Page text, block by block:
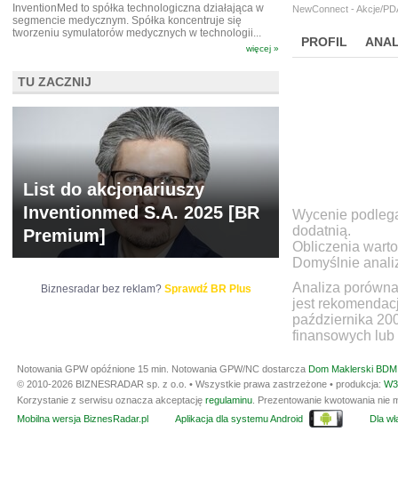
NewConnect - Akcje/
PROFIL
Wycenie
dodatnią.
Obliczenia
Domyślnie
Analiza
jest
października
finansowych lub
InventionMed to spółka technologiczna działająca w
segmencie medycznym. Spółka koncentruje się
tworzeniu symulatorów medycznych w technologii...
więcej »
TU ZACZNIJ
List do akcjonariuszy
Inventionmed S.A. 2025 [BR
Premium]
Biznesradar bez reklam? Sprawdź BR Plus
Notowania GPW opóźnione 15 min. Notowania GPW/NC dostarcza Dom Maklerski
© 2010-2026 BIZNESRADAR sp. z o.o. • Wszystkie prawa zastrzeżone • produkcja:
Korzystanie z serwisu oznacza akceptację regulaminu . Prezentowanie kwotowania
Mobilna wersja BiznesRadar.pl
Aplikacja dla systemu Android Dla